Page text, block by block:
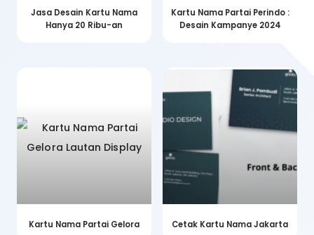
Jasa Desain Kartu Nama
Hanya 20 Ribu-an
Kartu Nama Partai Perindo :
Desain Kampanye 2024
Kartu Nama Partai Gelora Cetak Kartu Nama Jakarta